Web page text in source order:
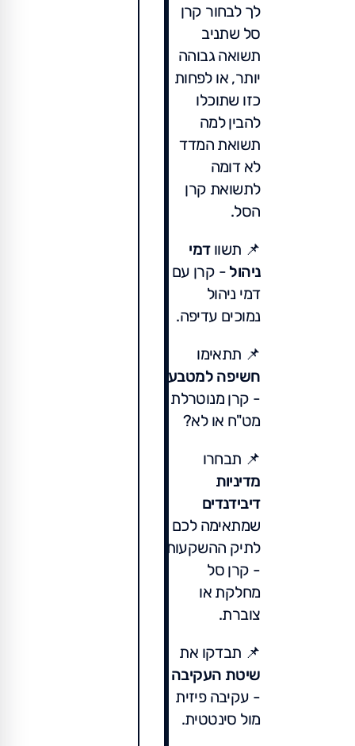
לך לבחור קרן
סל שתניב
תשואה גבוהה
יותר, או לפחות
כזו שתוכלו
להבין למה
תשואת המדד
לא דומה
לתשואת קרן
הסל.
📌 תשוודמי
ניהול - קרן עם
דמי ניהול
נמוכים עדיפה.
📌 תתאימו
חשיפה למטבע
- קרן מנוטרלת
מט"ח או לא?
📌 תבחרו
מדיניות
דיבידנדים
שמתאימה לכם
לתיק ההשקעות
- קרן סל
מחלקת או
צוברת.
📌 תבדקו את
שיטת העקיבה
- עקיבה פיזית
מול סינטטית.